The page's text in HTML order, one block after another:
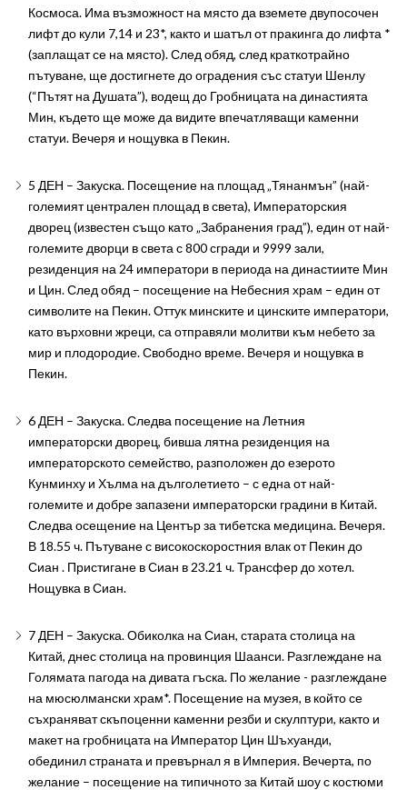
Космоса. Има възможност на място да вземете двупосочен
лифт до кули 7,14 и 23*, както и шатъл от пракинга до лифта *
(заплащат се на място). След обяд, след краткотрайно
пътуване, ще достигнете до оградения със статуи Шенлу
(“Пътят на Душата”), водещ до Гробницата на династията
Мин, където ще може да видите впечатляващи каменни
статуи. Вечеря и нощувка в Пекин.
5 ДЕН – Закуска. Посещение на площад „Тянанмън” (най-
големият централен площад в света), Императорския
дворец (известен също като „Забранения град”), един от най-
големите дворци в света с 800 сгради и 9999 зали,
резиденция на 24 императори в периода на династиите Мин
и Цин. След обяд – посещение на Небесния храм – един от
символите на Пекин. Оттук минските и цинските императори,
като върховни жреци, са отправяли молитви към небето за
мир и плодородие. Свободно време. Вечеря и нощувка в
Пекин.
6 ДЕН – Закуска. Следва посещение на Летния
императорски дворец, бивша лятна резиденция на
императорското семейство, разположен до езерото
Кунминху и Хълма на дълголетието – с една от най-
големите и добре запазени императорски градини в Китай.
Следва осещение на Център за тибетска медицина. Вечеря.
В 18.55 ч. Пътуване с високоскоростния влак от Пекин до
Сиан . Пристигане в Сиан в 23.21 ч. Трансфер до хотел.
Нощувка в Сиан.
7 ДЕН – Закуска. Обиколка на Сиан, старата столица на
Китай, днес столица на провинция Шаанси. Разглеждане на
Голямата пагода на дивата гъска. По желание - разглеждане
на мюсюлмански храм*. Посещение на музея, в който се
съхраняват скъпоценни каменни резби и скулптури, както и
макет на гробницата на Император Цин Шъхуанди,
обединил страната и превърнал я в Империя. Вечерта, по
желание – посещение на типичното за Китай шоу с костюми